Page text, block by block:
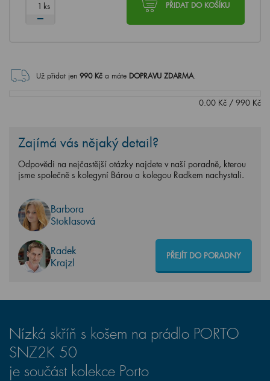
PŘIDAT DO KOŠÍKU
ks
Už přidat jen 990Kč a máte DOPRAVU ZDARMA.
0.00 Kč / 990 Kč
Zajímá vás nějaký detail?
Odpovědi na nejčastější otázky najdete v naší poradně, kterou
jsme společně s kolegyní Bárou a kolegou Radkem nachystali.
Barbora
Stoklasová
Radek
Krajzl
PŘEJÍT DO PORADNY
Nízká skříň s košem na prádlo PORTO
SNZ2K 50
je součást kolekce Porto